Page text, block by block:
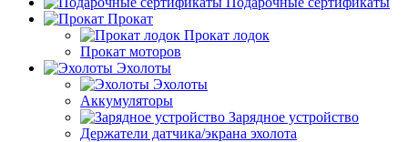
Прокат
Прокат лодок
Прокат моторов
Эхолоты
Эхолоты
Аккумуляторы
Зарядное устройство
Держатели датчика/экрана эхолота